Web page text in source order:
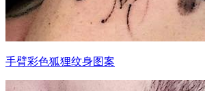
手臂彩色狐狸纹身图案